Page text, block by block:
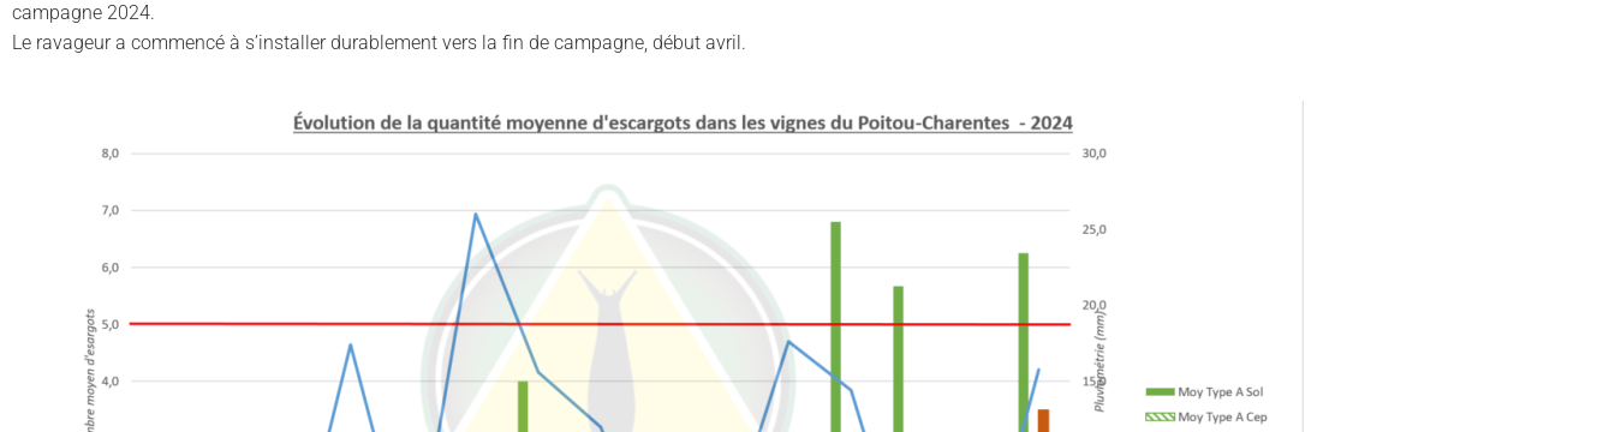
campagne 2024.
Le ravageur a commencé à s’installer durablement vers la fin de campagne, début avril.